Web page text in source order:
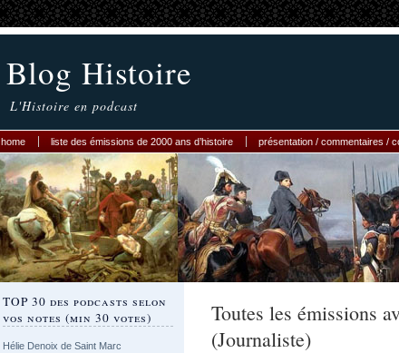
Blog Histoire
L'Histoire en podcast
home liste des émissions de 2000 ans d’histoire présentation / commentaires /
TOP 30 des podcasts selon
vos notes (min 30 votes)
Hélie Denoix de Saint Marc
Toutes les émissions
(Journaliste)